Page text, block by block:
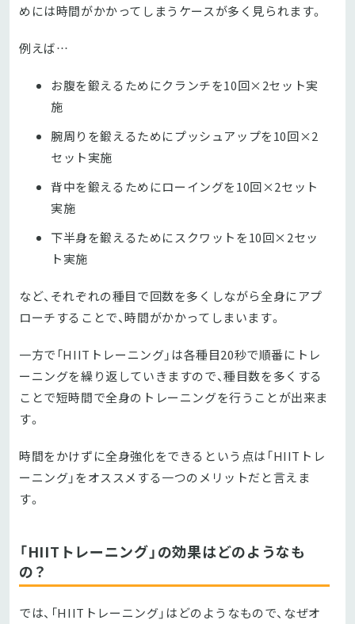
めには時間がかかってしまうケースが多く見られます。
例えば…
お腹を鍛えるためにクランチを10回×2セット実
施
腕周りを鍛えるためにプッシュアップを10回×2
セット実施
背中を鍛えるためにローイングを10回×2セット
実施
下半身を鍛えるためにスクワットを10回×2セッ
ト実施
など、それぞれの種目で回数を多くしながら全身にアプ
ローチすることで、時間がかかってしまいます。
一方で「HIITトレーニング」は各種目20秒で順番にトレ
ーニングを繰り返していきますので、種目数を多くする
ことで短時間で全身のトレーニングを行うことが出来ま
す。
時間をかけずに全身強化をできるという点は「HIITトレ
ーニング」をオススメする一つのメリットだと言えま
す。
「HIITトレーニング」の効果はどのようなも
の？
では、「HIITトレーニング」はどのようなもので、なぜオ